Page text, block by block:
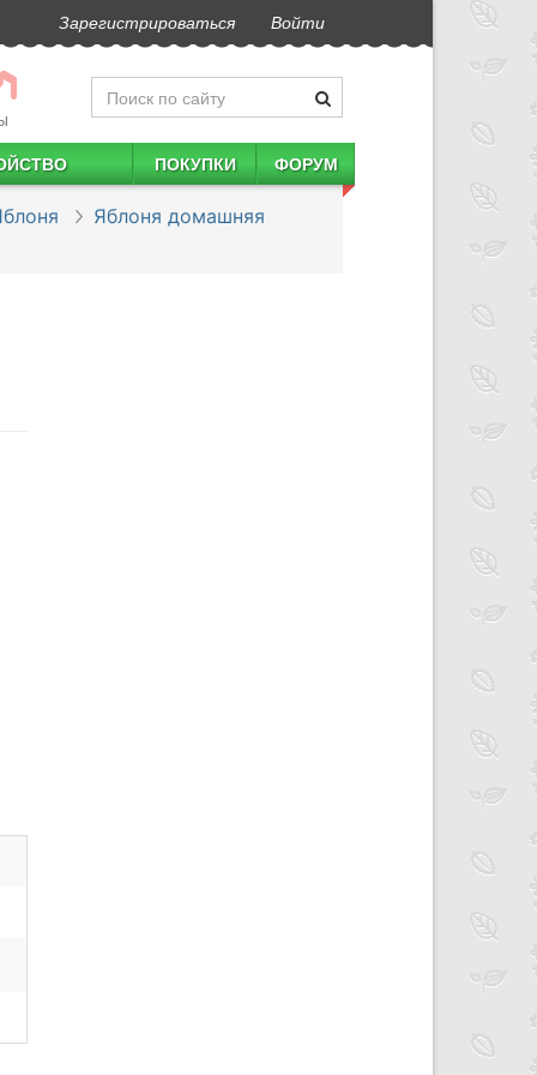
Зарегистрироваться Войти
ПОКУПКИ ФОРУМ
Яблоня домашняя